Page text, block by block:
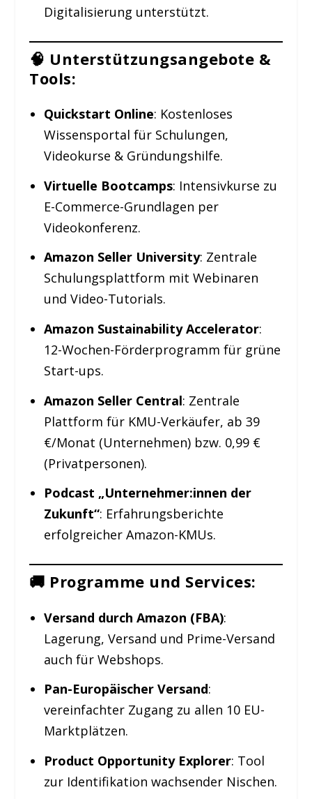
Digitalisierung unterstützt.
🧠 Unterstützungsangebote &
Tools:
Quickstart Online: Kostenloses
Wissensportal für Schulungen,
Videokurse & Gründungshilfe.
Virtuelle Bootcamps: Intensivkurse zu
E-Commerce-Grundlagen per
Videokonferenz.
Amazon Seller University: Zentrale
Schulungsplattform mit Webinaren
und Video-Tutorials.
Amazon Sustainability Accelerator:
12-Wochen-Förderprogramm für grüne
Start-ups.
Amazon Seller Central: Zentrale
Plattform für KMU-Verkäufer, ab 39
€/Monat (Unternehmen) bzw. 0,99 €
(Privatpersonen).
Podcast „Unternehmer:innen der
Zukunft“: Erfahrungsberichte
erfolgreicher Amazon-KMUs.
🚚 Programme und Services:
Versand durch Amazon (FBA):
Lagerung, Versand und Prime-Versand
auch für Webshops.
Pan-Europäischer Versand:
vereinfachter Zugang zu allen 10 EU-
Marktplätzen.
Product Opportunity Explorer: Tool
zur Identifikation wachsender Nischen.